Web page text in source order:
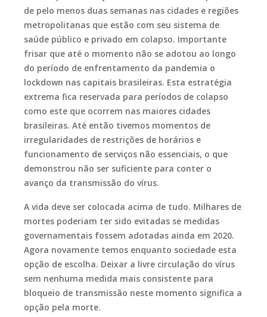
de pelo menos duas semanas nas cidades e regiões
metropolitanas que estão com seu sistema de
saúde público e privado em colapso. Importante
frisar que até o momento não se adotou ao longo
do período de enfrentamento da pandemia o
lockdown nas capitais brasileiras. Esta estratégia
extrema fica reservada para períodos de colapso
como este que ocorrem nas maiores cidades
brasileiras. Até então tivemos momentos de
irregularidades de restrições de horários e
funcionamento de serviços não essenciais, o que
demonstrou não ser suficiente para conter o
avanço da transmissão do vírus.
A vida deve ser colocada acima de tudo. Milhares de
mortes poderiam ter sido evitadas se medidas
governamentais fossem adotadas ainda em 2020.
Agora novamente temos enquanto sociedade esta
opção de escolha. Deixar a livre circulação do vírus
sem nenhuma medida mais consistente para
bloqueio de transmissão neste momento significa a
opção pela morte.